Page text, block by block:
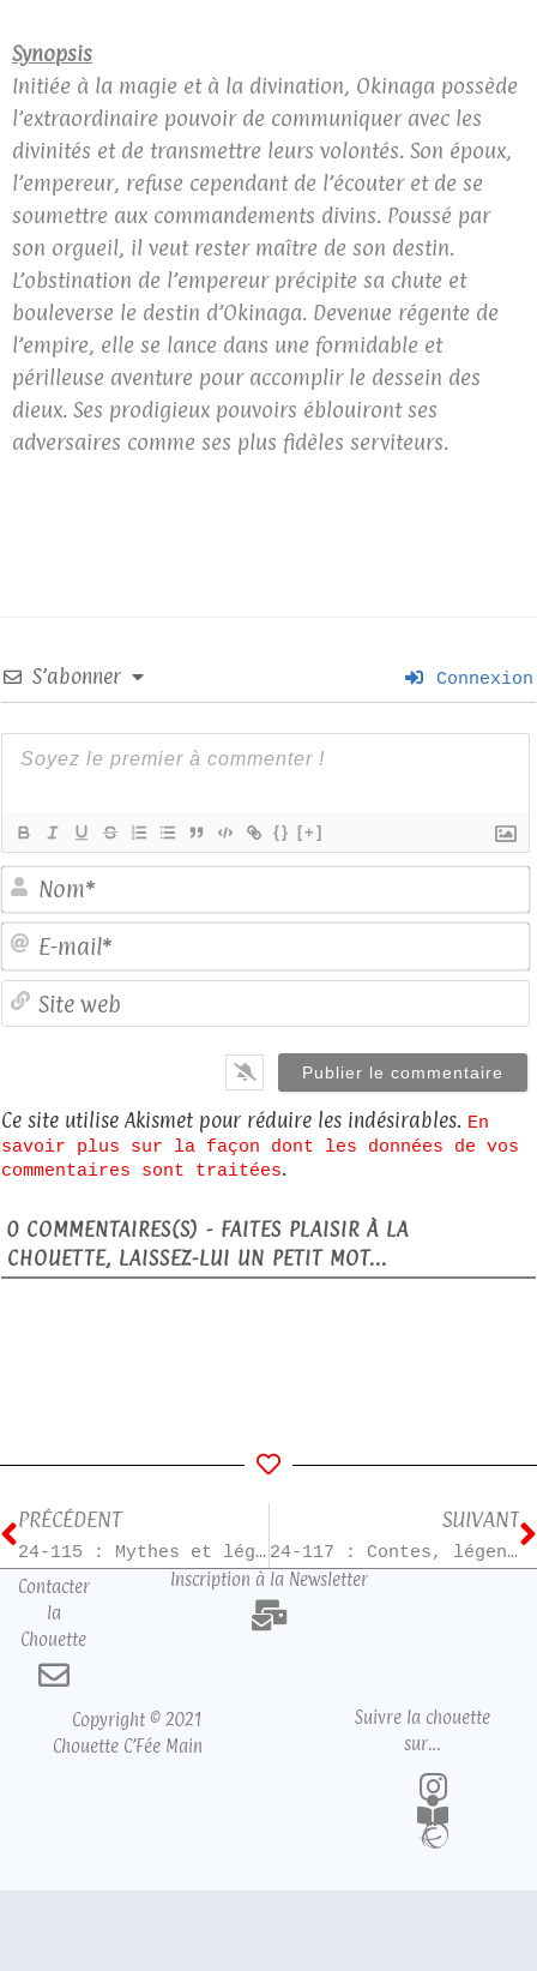
Synopsis
Initiée à la magie et à la divination, Okinaga possède
l’extraordinaire pouvoir de communiquer avec les
divinités et de transmettre leurs volontés. Son époux,
l’empereur, refuse cependant de l’écouter et de se
soumettre aux commandements divins. Poussé par
son orgueil, il veut rester maître de son destin.
L’obstination de l’empereur précipite sa chute et
bouleverse le destin d’Okinaga. Devenue régente de
l’empire, elle se lance dans une formidable et
périlleuse aventure pour accomplir le dessein des
dieux. Ses prodigieux pouvoirs éblouiront ses
adversaires comme ses plus fidèles serviteurs.
S’abonner Connexion
{} [+]
Ce site utilise Akismet pour réduire les indésirables. En
savoir plus sur la façon dont les données de vos
commentaires sont traitées.
0 COMMENTAIRES(S) - FAITES PLAISIR À LA
CHOUETTE, LAISSEZ-LUI UN PETIT MOT...
PRÉCÉDENT
24-115 : Mythes et légendes du Japon – T12
SUIVANT
24-117 : Contes, légendes et autres dires d’Auvergne
Contacter
la
Chouette
Inscription à la Newsletter
Copyright © 2021
Chouette C’Fée Main
Suivre la chouette
sur…